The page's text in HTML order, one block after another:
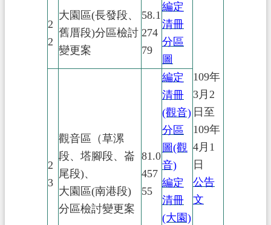
2
2
大園區(長發段、
舊厝段)分區檢討
變更案
58.1
274
79
編定
清冊
分區
圖
109年
3月2
日至
109年
4月1
日
公告
文
2
3
觀音區（草漯
段、塔腳段、崙
尾段)、
大園區(南港段)
分區檢討變更案
81.0
457
55
編定
清冊
(觀音)
分區
圖(觀
音)
編定
清冊
(大園)